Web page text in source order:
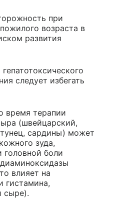
при
возраста в
развития
следует избегать
время терапии
(швейцарский,
сардины) может
зуда,
головной боли
влияет на
гистамина,
сыре).